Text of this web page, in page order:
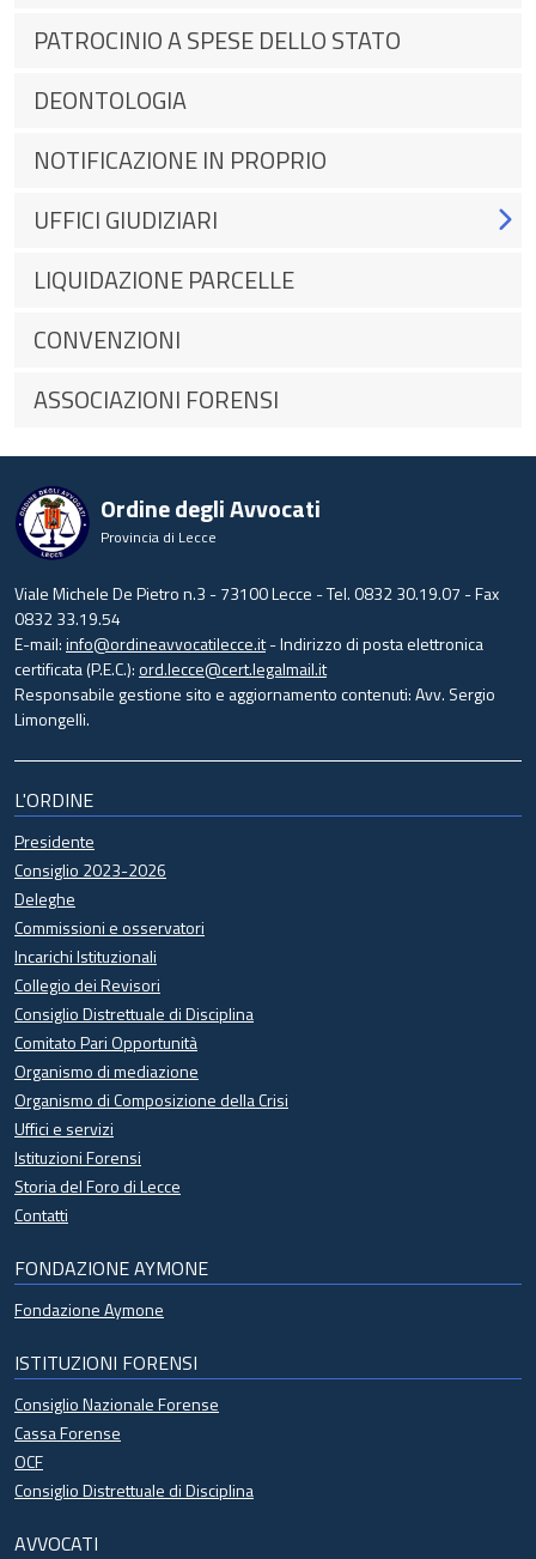
PATROCINIO A SPESE DELLO STATO
DEONTOLOGIA
NOTIFICAZIONE IN PROPRIO
UFFICI GIUDIZIARI
LIQUIDAZIONE PARCELLE
CONVENZIONI
ASSOCIAZIONI FORENSI
Ordine degli Avvocati
Provincia di Lecce
Viale Michele De Pietro n.3 - 73100 Lecce - Tel. 0832 30.19.07 - Fax
0832 33.19.54
E-mail:info@ordineavvocatilecce.it- Indirizzo di posta elettronica
certificata (P.E.C.):ord.lecce@cert.legalmail.it
Responsabile gestione sito e aggiornamento contenuti: Avv. Sergio
Limongelli.
L'ORDINE
Presidente
Consiglio 2023-2026
Deleghe
Commissioni e osservatori
Incarichi Istituzionali
Collegio dei Revisori
Consiglio Distrettuale di Disciplina
Comitato Pari Opportunità
Organismo di mediazione
Organismo di Composizione della Crisi
Uffici e servizi
Istituzioni Forensi
Storia del Foro di Lecce
Contatti
FONDAZIONE AYMONE
Fondazione Aymone
ISTITUZIONI FORENSI
Consiglio Nazionale Forense
Cassa Forense
OCF
Consiglio Distrettuale di Disciplina
AVVOCATI